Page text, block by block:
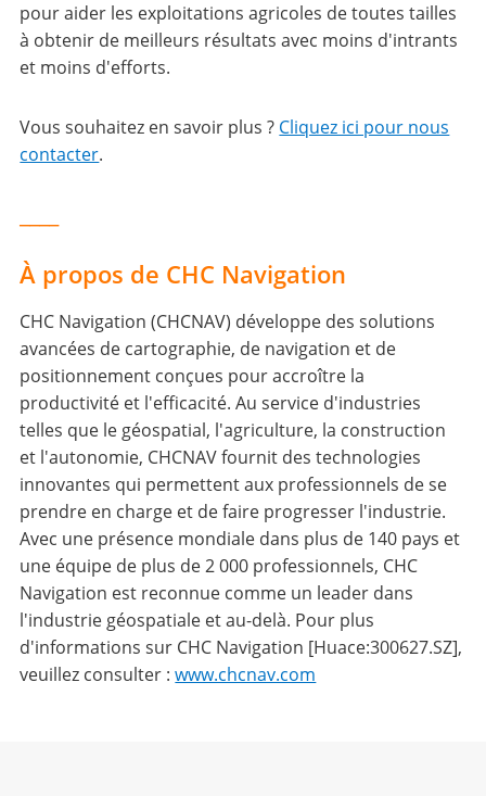
pour aider les exploitations agricoles de toutes tailles
à obtenir de meilleurs résultats avec moins d'intrants
et moins d'efforts.
Vous souhaitez en savoir plus ? Cliquez ici pour nous
contacter.
À propos de CHC Navigation
CHC Navigation (CHCNAV) développe des solutions
avancées de cartographie, de navigation et de
positionnement conçues pour accroître la
productivité et l'efficacité. Au service d'industries
telles que le géospatial, l'agriculture, la construction
et l'autonomie, CHCNAV fournit des technologies
innovantes qui permettent aux professionnels de se
prendre en charge et de faire progresser l'industrie.
Avec une présence mondiale dans plus de 140 pays et
une équipe de plus de 2 000 professionnels, CHC
Navigation est reconnue comme un leader dans
l'industrie géospatiale et au-delà. Pour plus
d'informations sur CHC Navigation [Huace:300627.SZ],
veuillez consulter :www.chcnav.com